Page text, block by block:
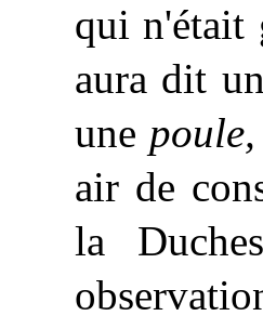
qui n'était
aura dit
une poule,
air de
la